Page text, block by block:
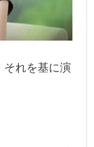
それを基に演